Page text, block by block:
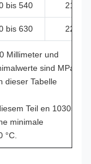
bis 540 21
bis 630 22
Millimeter und
sind MPa
dieser Tabelle
Teil en 10305
minimale
°C.